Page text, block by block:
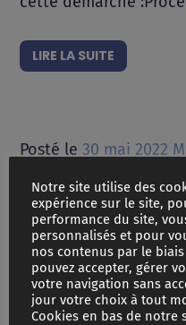
LIRE LA SUITE
Posté le 30 mai 2022
Demande
Actualités EDIT
Notre site utilise des
expérience sur le site,
performance du site,
personnalisés et pour
nos contenus par le
pouvez accepter, gérer
votre navigation sans
jour votre choix à tout
Cookies en bas de notre